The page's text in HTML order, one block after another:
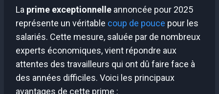
La prime exceptionnelle annoncée pour 2025
représente un véritable coup de pouce pour les
salariés. Cette mesure, saluée par de nombreux
experts économiques, vient répondre aux
attentes des travailleurs qui ont dû faire face à
des années difficiles. Voici les principaux
avantages de cette prime :